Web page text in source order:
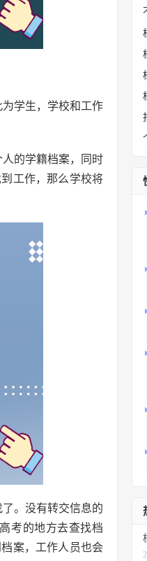
学生，学校和工作
的学籍档案，同时
工作，那么学校将
。没有转交信息的
考的地方去查找档
案，工作人员也会